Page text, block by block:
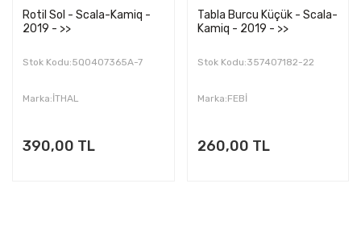
Rotil Sol - Scala-Kamiq -
2019 - >>
Stok Kodu:5Q0407365A-7
Marka:İTHAL
390,00 TL
Tabla Burcu Küçük - Scala-
Kamiq - 2019 - >>
Stok Kodu:357407182-22
Marka:FEBİ
260,00 TL